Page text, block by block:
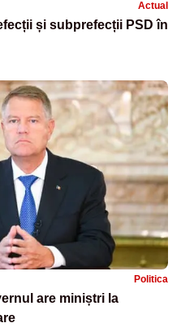
Actual
și subprefecții PSD în
Politica
are miniștri la